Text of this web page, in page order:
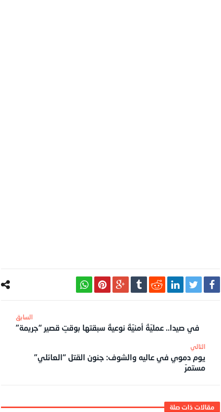
في صيدا.. عمليّةٌ أمنيّةٌ نوعيةٌ سبقتها بوقتٍ قصير “جريمة”
‎التالي
يوم دموي في عاليه والشوف: جنون القتل “العائلي”
مستمرّ